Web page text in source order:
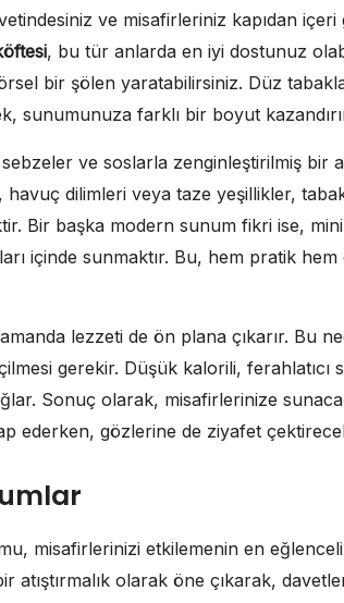
ve misafirleriniz kapıdan içeri
, bu tür anlarda en iyi dostunuz
bir şölen yaratabilirsiniz. Düz
sunumunuza farklı bir boyut
ve soslarla zenginleştirilmiş bir
dilimleri veya taze yeşillikler,
Bir başka modern sunum fikri ise,
içinde sunmaktır. Bu, hem pratik
lezzeti de ön plana çıkarır. Bu
gerekir. Düşük kalorili, ferahlatıcı
Sonuç olarak, misafirlerinize
ederken, gözlerine de ziyafet
misafirlerinizi etkilemenin en
atıştırmalık olarak öne çıkarak,